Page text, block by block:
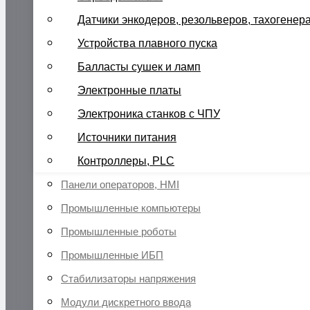
Датчики энкодеров, резольверов,
Устройства плавного пуска
Балласты сушек и ламп
Электронные платы
Электроника станков с ЧПУ
Источники питания
Контроллеры, PLC
Панели операторов, HMI
Промышленные компьютеры
Промышленные роботы
Промышленные ИБП
Стабилизаторы напряжения
Модули дискретного ввода